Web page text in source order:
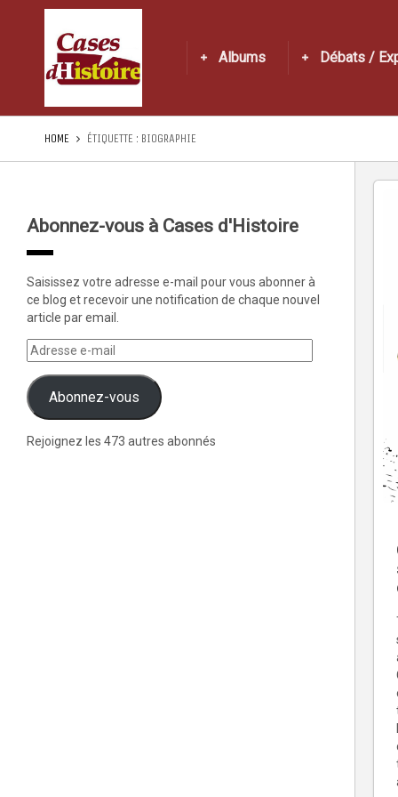
Albums Débats /
HOME ÉTIQUETTE : BIOGRAPHIE
Abonnez-vous à Cases d'Histoire
Saisissez votre adresse e-mail pour vous abonner à
ce blog et recevoir une notification de chaque nouvel
article par email.
Abonnez-vous
Rejoignez les 473 autres abonnés